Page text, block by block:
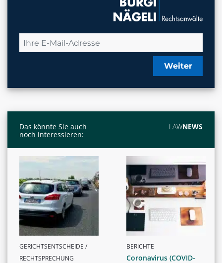
Weiter
Das könnte Sie auch
noch interessieren:
LAWNEWS
GERICHTSENTSCHEIDE /
RECHTSPRECHUNG
BERICHTE
Coronavirus (COVID-